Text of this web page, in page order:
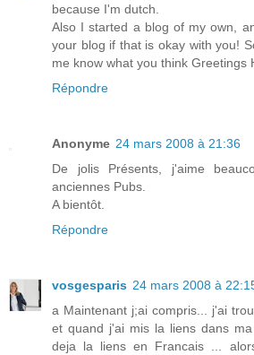
because I'm dutch.
Also I started a blog of my own,
your blog if that is okay with you!
me know what you think Greetings
Répondre
Anonyme 24 mars 2008 à 21:36
De jolis Présents, j'aime
anciennes Pubs.
A bientôt.
Répondre
vosgesparis 24 mars 2008 à
a Maintenant j;ai compris... j'ai
et quand j'ai mis la liens dans
deja la liens en Francais ...